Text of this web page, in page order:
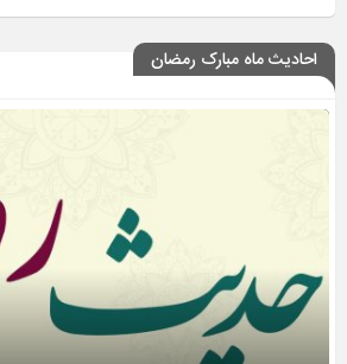
احادیث ماه مبارک رمضان